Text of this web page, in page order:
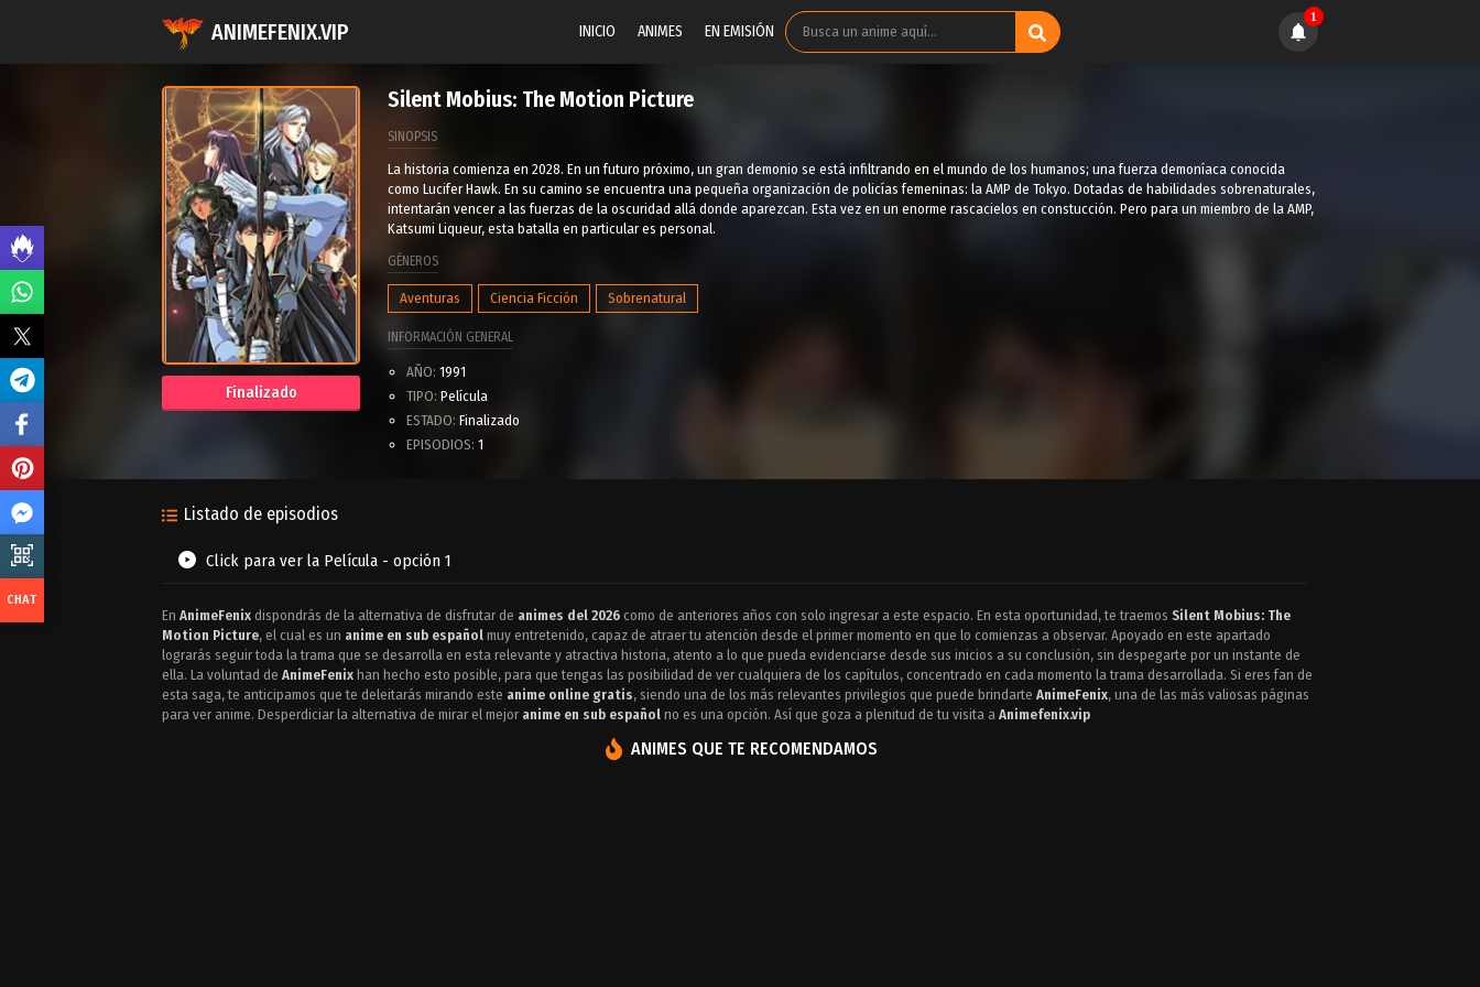
ANIMEFENIX.VIP INICIO ANIMES EN EMISIÓN
1
Finalizado
Silent Mobius: The Motion Picture
SINOPSIS
La historia comienza en 2028. En un futuro próximo, un gran demonio se está infiltrando en el mundo de los humanos; una fuerza demoníaca conocida
como Lucifer Hawk. En su camino se encuentra una pequeña organización de policías femeninas: la AMP de Tokyo. Dotadas de habilidades sobrenaturales,
intentarán vencer a las fuerzas de la oscuridad allá donde aparezcan. Esta vez en un enorme rascacielos en constucción. Pero para un miembro de la AMP,
Katsumi Liqueur, esta batalla en particular es personal.
GÉNEROS
Aventuras Ciencia Ficción Sobrenatural
INFORMACIÓN GENERAL
AÑO: 1991
TIPO: Película
ESTADO: Finalizado
EPISODIOS: 1
Listado de episodios
Click para ver la Película - opción 1
En AnimeFenix dispondrás de la alternativa de disfrutar de animes del 2026 como de anteriores años con solo ingresar a este espacio. En esta oportunidad, te traemos Silent Mobius: The
Motion Picture, el cual es un anime en sub español muy entretenido, capaz de atraer tu atención desde el primer momento en que lo comienzas a observar. Apoyado en este apartado
lograrás seguir toda la trama que se desarrolla en esta relevante y atractiva historia, atento a lo que pueda evidenciarse desde sus inicios a su conclusión, sin despegarte por un instante de
ella. La voluntad de AnimeFenix han hecho esto posible, para que tengas las posibilidad de ver cualquiera de los capítulos, concentrado en cada momento la trama desarrollada. Si eres fan de
esta saga, te anticipamos que te deleitarás mirando este anime online gratis, siendo una de los más relevantes privilegios que puede brindarte AnimeFenix, una de las más valiosas páginas
para ver anime. Desperdiciar la alternativa de mirar el mejor anime en sub español no es una opción. Así que goza a plenitud de tu visita a Animefenix.vip
ANIMES QUE TE RECOMENDAMOS